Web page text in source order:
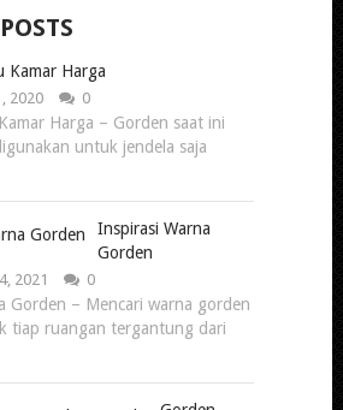
Kamar Harga
2020 0
Harga – Gorden saat ini
untuk jendela saja
Inspirasi Warna
Gorden
2021 0
Gorden – Mencari warna gorden
tiap ruangan tergantung dari